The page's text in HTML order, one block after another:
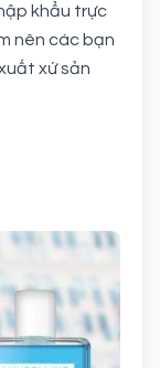
khẩu trực
nên các bạn
xứ sản